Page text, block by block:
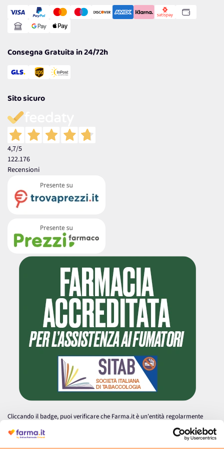
Gestisci Cookie
Reso Facile e Veloce
Consegna Gratuita in 24/72h
Sito sicuro
4,7/5
122.176
Recensioni
Cliccando il badge, puoi verificare che Farma.it è un'entità regolarmente
autorizzata dal Ministero della Salute a effettuare la vendita online di
medicinali.